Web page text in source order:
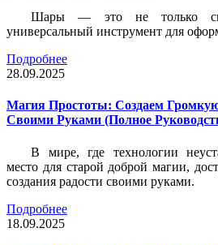
Шары — это не только
универсальный инструмент для
Подробнее
28.09.2025
Магия Простоты: Создаем
Своими Руками (Полное
В мире, где технологии
место для старой доброй магии,
создания радости своими руками.
Подробнее
18.09.2025